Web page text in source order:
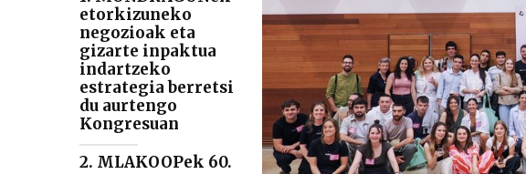
etorkizuneko
negozioak eta
gizarte inpaktua
indartzeko
estrategia berretsi
du aurtengo
Kongresuan
2. MLAKOOPek 60.